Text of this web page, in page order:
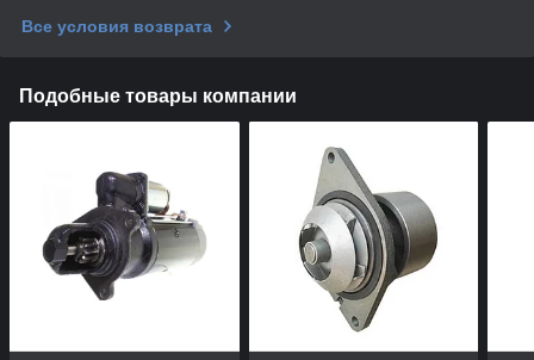
Все условия возврата
Подобные товары компании